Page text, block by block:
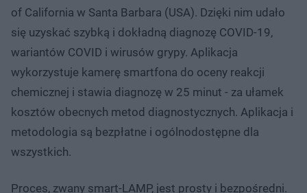
of California w Santa Barbara (USA). Dzięki nim udało
się uzyskać szybką i dokładną diagnozę COVID-19,
wariantów COVID i wirusów grypy. Aplikacja
wykorzystuje kamerę smartfona do oceny reakcji
chemicznej i stawia diagnozę w 25 minut - za ułamek
kosztów obecnych metod diagnostycznych. Aplikacja i
metodologia są bezpłatne i ogólnodostępne dla
wszystkich.
Proces, zwany smart-LAMP, jest prosty i bezpośredni.